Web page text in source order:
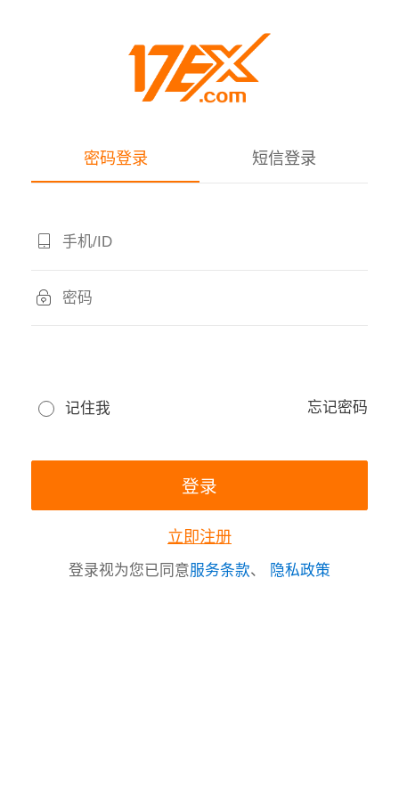
密码登录 短信登录
记住我 忘记密码
立即注册
登录视为您已同意服务条款、 隐私政策